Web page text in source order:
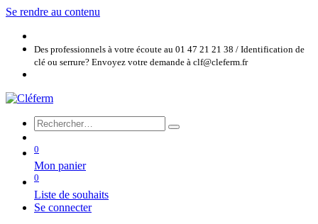
Se rendre au contenu
Des professionnels à votre écoute au 01 47 21 21 38 / Identification de
clé ou serrure? Envoyez votre demande à clf@cleferm.fr
0
Mon panier
0
Liste de souhaits
Se connecter